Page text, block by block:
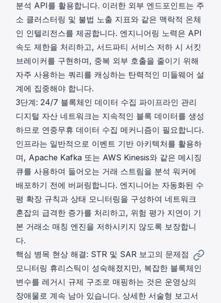
분석 API를 활용합니다. 이러한 외부 엔드포인트는 주
소 클러스터링 및 불법 노출 지표와 같은 맥락적 온체
인 인텔리전스를 제공합니다. 엔지니어링 노력은 API
속도 제한을 처리하고, 서드파티 서비스 저하 시 서킷
브레이커를 구현하며, 중복 외부 호출을 줄이기 위해
자주 사용하는 쿼리를 캐싱하는 탄력적인 미들웨어 설
계에 집중해야 합니다.
3단계: 24/7 블록체인 데이터 수집 파이프라인 관리
디지털 자산 네트워크는 지속적인 블록 데이터를 생성
하므로 연중무휴 데이터 수집 메커니즘이 필요합니다.
인프라는 일반적으로 이벤트 기반 아키텍처를 활용하
며, Apache Kafka 또는 AWS Kinesis와 같은 메시징
큐를 사용하여 들어오는 거래 스트림을 분석 워커에
배포하기 전에 버퍼링합니다. 엔지니어는 자동화된 수
평 확장 규칙과 상태 모니터링을 구성하여 네트워크
혼잡의 급격한 증가를 처리하고, 위험 평가 지연이 기
본 거래소 매칭 엔진을 저하시키지 않도록 보장합니
다.
핵심 병목 현상 해결: STR 및 SAR 보고의 문제점
모니터링 휴리스틱이 성숙해졌지만, 복잡한 블록체인
변수를 레거시 규제 구조로 매핑하는 것은 운영상의
장애물로 계속 남아 있습니다. 상세한 서술형 보고서